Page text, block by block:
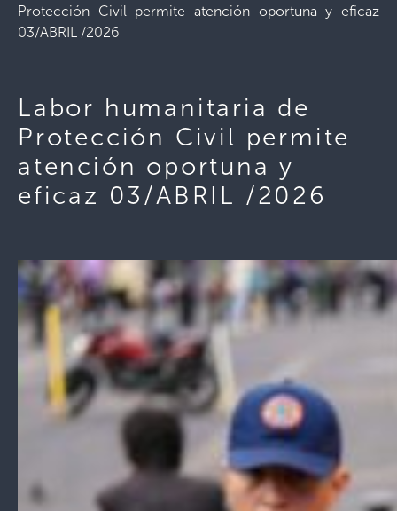
Protección Civil permite atención oportuna y eficaz
03/ABRIL /2026
Labor humanitaria de
Protección Civil permite
atención oportuna y
eficaz 03/ABRIL /2026